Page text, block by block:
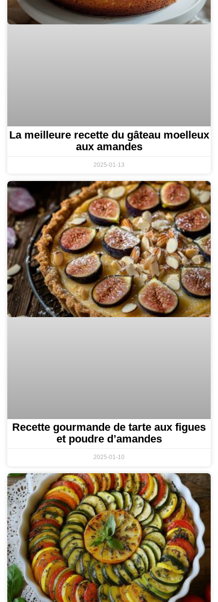
La meilleure recette du gâteau moelleux
aux amandes
2025-01-13
Recette gourmande de tarte aux figues
et poudre d’amandes
2025-01-10